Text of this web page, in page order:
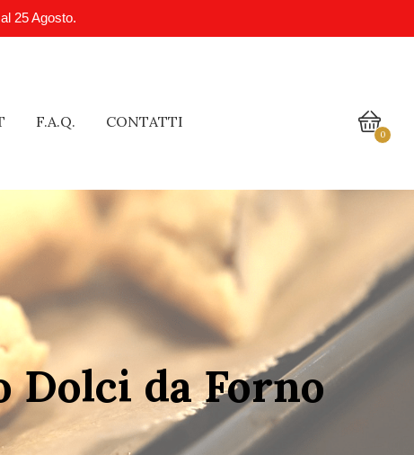
25 Agosto.
F.A.Q. CONTATTI
0
da Forno